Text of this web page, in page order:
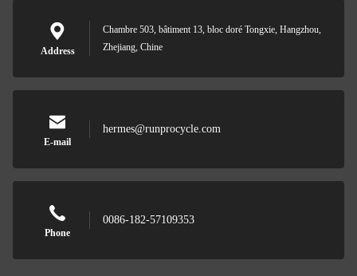
Address
Chambre 503, bâtiment 13, bloc doré Tongxie, Hangzhou,
Zhejiang, Chine
E-mail
hermes@runprocycle.com
Phone
0086-182-57109353